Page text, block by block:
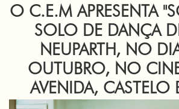
O C.E.M APRESENTA
SOLO DE DANÇA
NEUPARTH, NO
OUTUBRO, NO
AVENIDA, CASTELO